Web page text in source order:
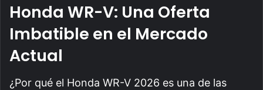
Honda WR-V: Una Oferta
Imbatible en el Mercado
Actual
¿Por qué el Honda WR-V 2026 es una de las